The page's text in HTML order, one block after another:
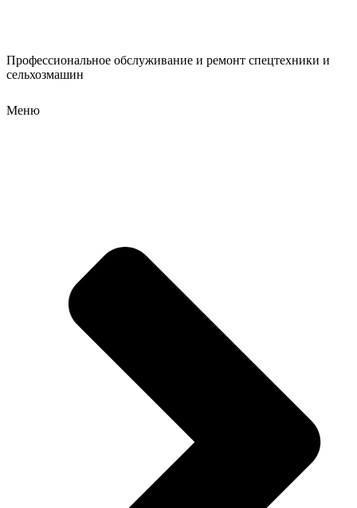
Профессиональное обслуживание и ремонт спецтехники и
сельхозмашин
Меню